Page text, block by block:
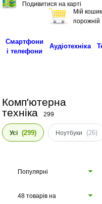
Подивитися на карті
Мій кошик
порожній
Смартфони
і телефони
Аудіотехніка
Комп'ютерна
техніка
299
Усі (299) Ноутбуки (26)
Популярні
48 товарів на